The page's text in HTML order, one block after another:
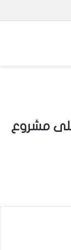
على مشروع